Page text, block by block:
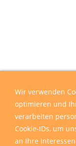
Wir verwenden
optimieren und
verarbeiten
Cookie-IDs, um
an Ihre